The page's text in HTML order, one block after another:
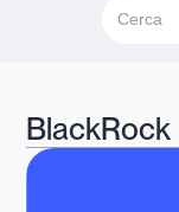
BlackRock